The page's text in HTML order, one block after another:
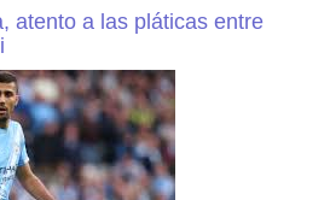
atento a las pláticas entre